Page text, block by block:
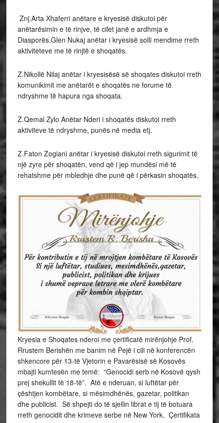
Znj.Arta Xhaferri anëtare e kryesisë diskutoi për
anëtarësimin e të rinjve, të cilet janë e ardhmja e
Diasporës.Glen Nukaj anëtar i kryesisë solli mendime rreth
aktiviteteve me të rinjtë e shoqatës.
Z.Nikollë Nilaj anëtar i kryesisësë së shoqates diskutoi rreth
komunikimit me anëtarët e shoqatës ne forume të
ndryshme të hapura nga shoqata.
Z.Qemal Zylo Anëtar Nderi i shoqatës diskutoi rreth
aktiviteve të ndryshme, punës në media etj.
Z.Faton Zogiani anëtar i kryesisë diskutoi rreth sigurimit të
një zyre për shoqatën, vend që i jep mundësi më të
rehatshme për mbledhje dhe punë që i përkasin shoqatës.
Kryesia e Shoqates nderoi me çertificatë mirënjohje Prof.
Rrustem Berishën me banim në Pejë i cili në konferencën
shkencore për 13-të Vjetorin e Pavarësisë së Kosovës
mbajti kumtesën me temë: “Genocidi serb në Kosovë qysh
prej shekullit të 18-të”. Atë e nderuan, si luftëtar për
çështjen kombëtare, si mësimdhënës, gazetar, politikan
dhe publicist. Së shpejti do të sjellin librat e tij të botuara
rreth genocidit dhe krimeve serbe në New York. Çertifikata